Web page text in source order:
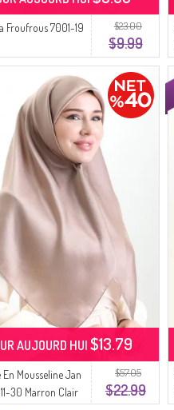
$23.00
$9.99
Froufrous 7001-19
$57.05
$22.99
En Mousseline Jan
30 Marron Clair
AUJOURD HUI$13.79